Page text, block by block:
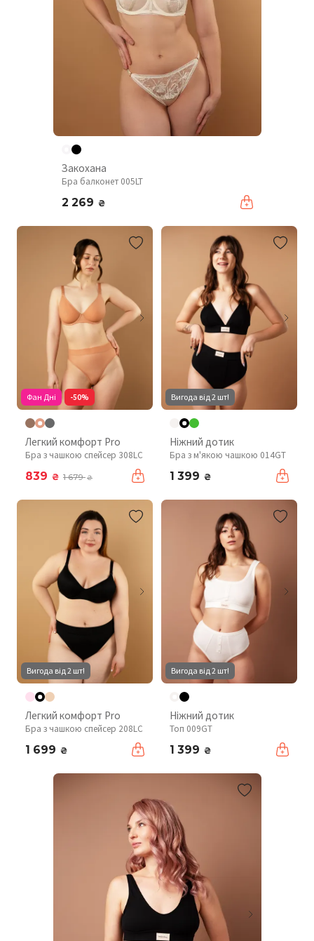
Закохана
Бра балконет 005LT
2 269 ₴
Фан Дні -50%
Легкий комфорт Pro
Бра з чашкою спейсер 308LC
839 ₴ 1 679₴
Вигода від 2 шт!
Ніжний дотик
Бра з м'якою чашкою 014GT
1 399 ₴
Вигода від 2 шт!
Легкий комфорт Pro
Бра з чашкою спейсер 208LC
1 699 ₴
Вигода від 2 шт!
Ніжний дотик
Топ 009GT
1 399 ₴